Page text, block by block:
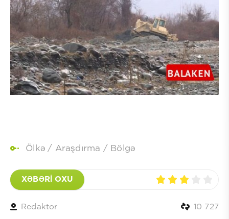
Ölkə / Araşdırma / Bölgə
XƏBƏRİ OXU
Redaktor 10 727